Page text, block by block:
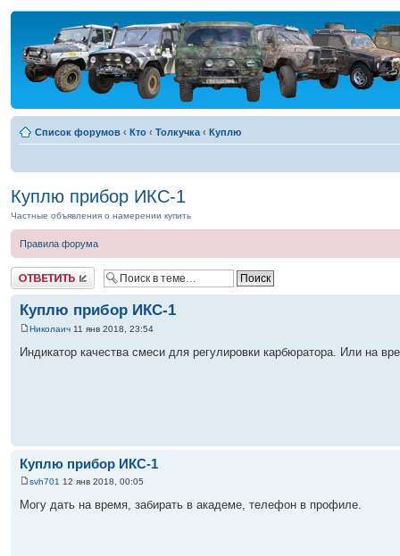
Список форумов ‹ Кто ‹ Толкучка ‹ Куплю
Куплю прибор ИКС-1
Частные объявления о намерении купить
Правила форума
Ответить
Куплю прибор ИКС-1
Николаич 11 янв 2018, 23:54
Индикатор качества смеси для регулировки карбюратора. Или на
Куплю прибор ИКС-1
svh701 12 янв 2018, 00:05
Могу дать на время, забирать в академе, телефон в профиле.